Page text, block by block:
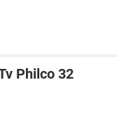
Philco 32